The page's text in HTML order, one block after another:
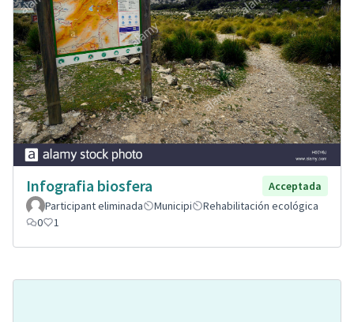
Infografia biosfera
Acceptada
Participant eliminada
Municipi
Rehabilitación ecológica
0
1